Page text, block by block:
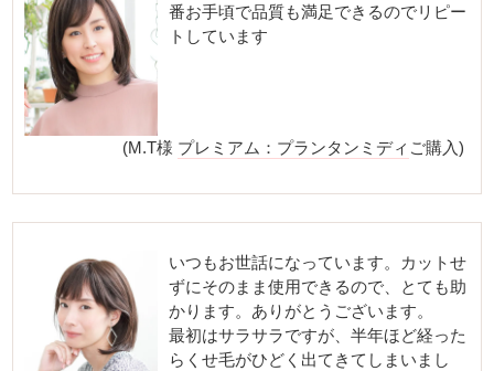
番お手頃で品質も満足できるのでリピー
トしています
(M.T様 プレミアム：プランタンミディ ご購入)
いつもお世話になっています。カットせ
ずにそのまま使用できるので、とても助
かります。ありがとうございます。
最初はサラサラですが、半年ほど経った
らくせ毛がひどく出てきてしまいまし